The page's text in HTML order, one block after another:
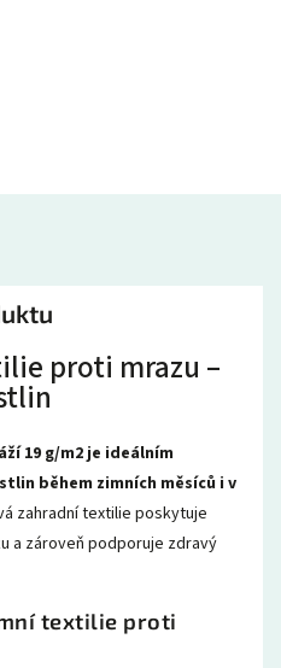
proti mrazu –
19 g/m2 je ideálním
během zimních měsíců i v
zahradní textilie poskytuje
a zároveň podporuje zdravý
textilie proti